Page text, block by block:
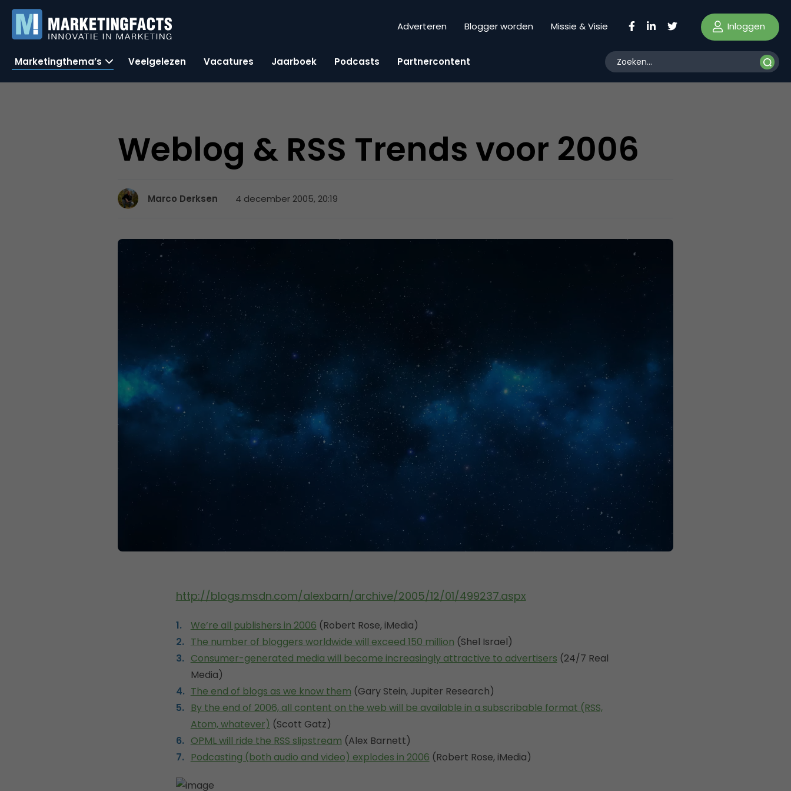
Adverteren Blogger worden Missie & Visie Inloggen
Marketingthema’s Veelgelezen Vacatures Jaarboek Podcasts Partnercontent
Weblog & RSS Trends voor 2006
Marco Derksen 4 december 2005, 20:19
http://blogs.msdn.com/alexbarn/archive/2005/12/01/499237.aspx
We’re all publishers in 2006 (Robert Rose, iMedia)
The number of bloggers worldwide will exceed 150 million (Shel Israel)
Consumer-generated media will become increasingly attractive to advertisers (24/7 Real
Media)
The end of blogs as we know them (Gary Stein, Jupiter Research)
By the end of 2006, all content on the web will be available in a subscribable format (RSS,
Atom, whatever) (Scott Gatz)
OPML will ride the RSS slipstream (Alex Barnett)
Podcasting (both audio and video) explodes in 2006 (Robert Rose, iMedia)